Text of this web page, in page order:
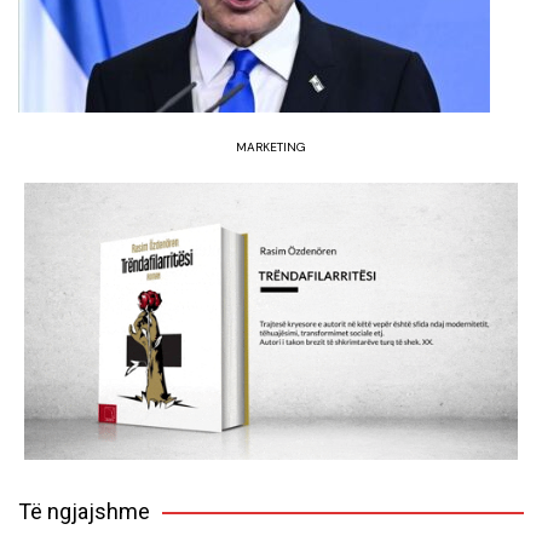
MARKETING
Të ngjajshme